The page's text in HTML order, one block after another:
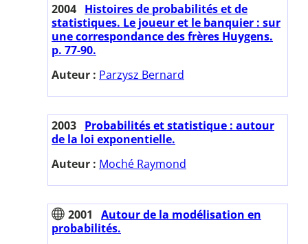
2004 Histoires de probabilités et de
statistiques. Le joueur et le banquier : sur
une correspondance des frères Huygens.
p. 77-90.
Auteur : Parzysz Bernard
2003 Probabilités et statistique : autour
de la loi exponentielle.
Auteur : Moché Raymond
2001
Autour de la modélisation en
probabilités.